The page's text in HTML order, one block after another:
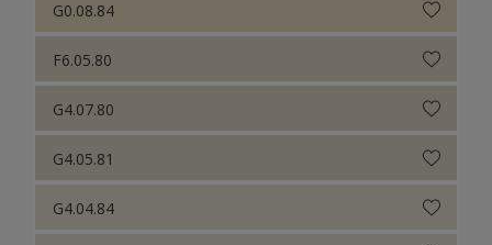
G0.08.84
F6.05.80
G4.07.80
G4.05.81
G4.04.84